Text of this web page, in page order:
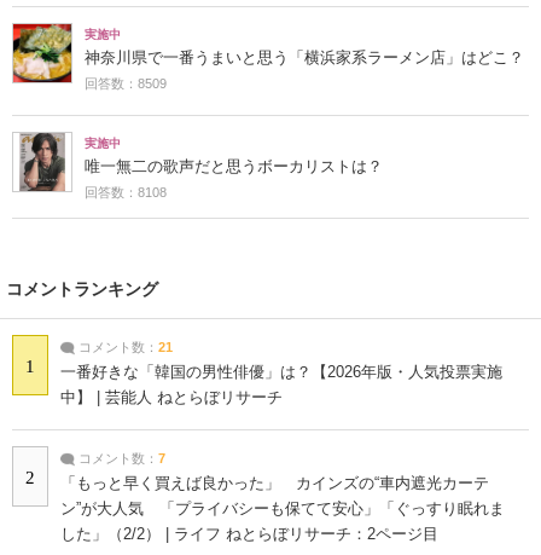
実施中
神奈川県で一番うまいと思う「横浜家系ラーメン店」はどこ？
回答数：8509
実施中
唯一無二の歌声だと思うボーカリストは？
回答数：8108
コメントランキング
1
コメント数： 21
一番好きな「韓国の男性俳優」は？【2026年版・人気投票実施
中】 | 芸能人 ねとらぼリサーチ
2
コメント数： 7
「もっと早く買えば良かった」 カインズの“車内遮光カーテ
ン”が大人気 「プライバシーも保てて安心」「ぐっすり眠れま
した」（2/2） | ライフ ねとらぼリサーチ：2ページ目